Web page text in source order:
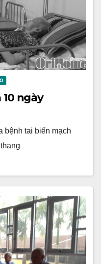
ngày
bệnh tai biến mạch